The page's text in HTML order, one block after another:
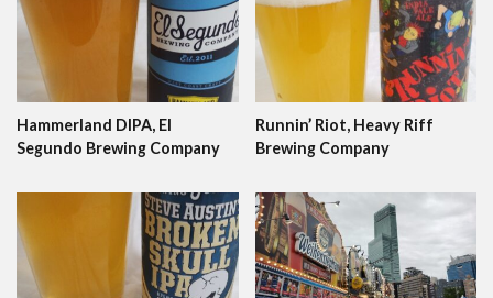
Hammerland DIPA, El
Segundo Brewing Company
Runnin’ Riot, Heavy Riff
Brewing Company